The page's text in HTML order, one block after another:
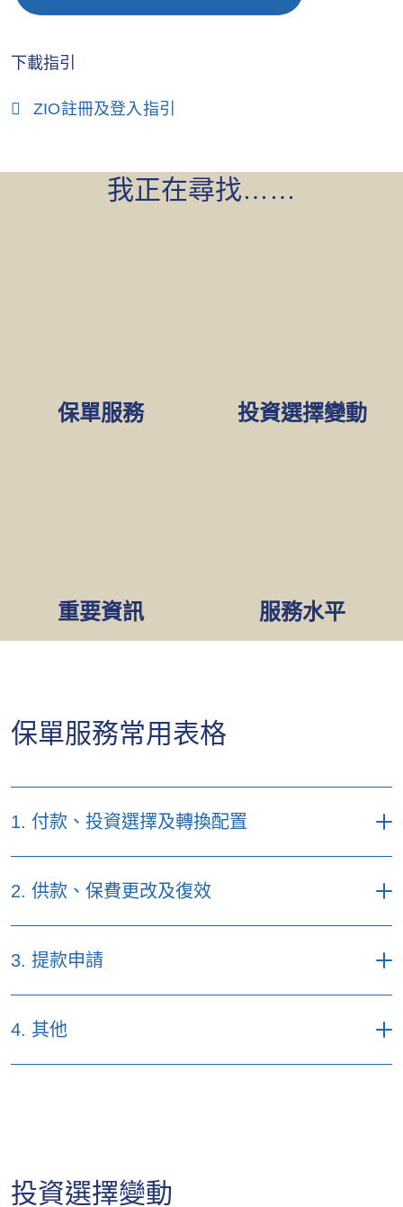
下載指引
ZIO註冊及登入指引
我正在尋找……
保單服務 投資選擇變動
重要資訊 服務水平
保單服務常用表格
1. 付款、投資選擇及轉換配置
付款表格（只於香港適用）
風險承擔能力問卷
轉換投資選擇及改變供款配置表格（連同風
2. 供款 、 保費更改及復效
復效申請參考指引（只供參考）
保費更改／復效申請表格
3. 提款申請
或定期部分提款參考指引（只供參考）
4. 其他
健康狀況及生活習慣問卷
投資選擇變動